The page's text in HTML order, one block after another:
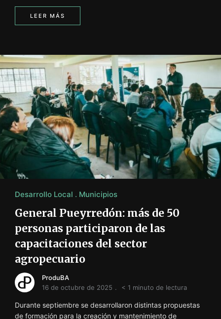
LEER MÁS
Desarrollo Local Municipios
General Pueyrredón: más de 50
personas participaron de las
capacitaciones del sector
agropecuario
ProduBA
16 de octubre de 2025
< 1 minuto de lectura
Durante septiembre se desarrollaron distintas propuestas
de formación para la creación y mantenimiento de